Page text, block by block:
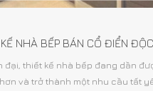
NHÀ BẾP BÁN CỔ ĐIỂN
đại, thiết kế nhà bếp đang dần
và trở thành một nhu cầu tất